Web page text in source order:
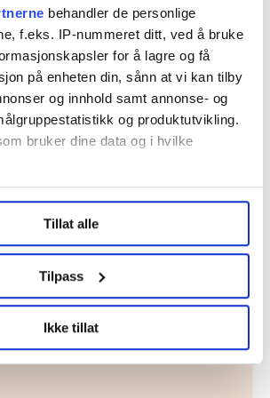
behandler de personlige
f.eks. IP-nummeret ditt, ved å bruke
for å lagre og få
på enheten din, sånn at vi kan tilby
og innhold samt annonse- og
og produktutvikling.
bruker dine data og i hvilke
du lese om hvordan dine personlige
hvordan du kan velge hvordan de skal
tiden endre eller trekke tilbake ditt
om informasjonskapsler.
frifagbevegelse.no, hk-nytt.no
informasjonskapsler (cookies) for å
nettsider blir brukt slik at vi tilby
annonser og utarbeide
Tillat alle
Tilpass
Ikke tillat
Østfold og Vestfold.
ordningen for en suksess fordi den
og mer innflytelse for
Alternativt statsbudsjett